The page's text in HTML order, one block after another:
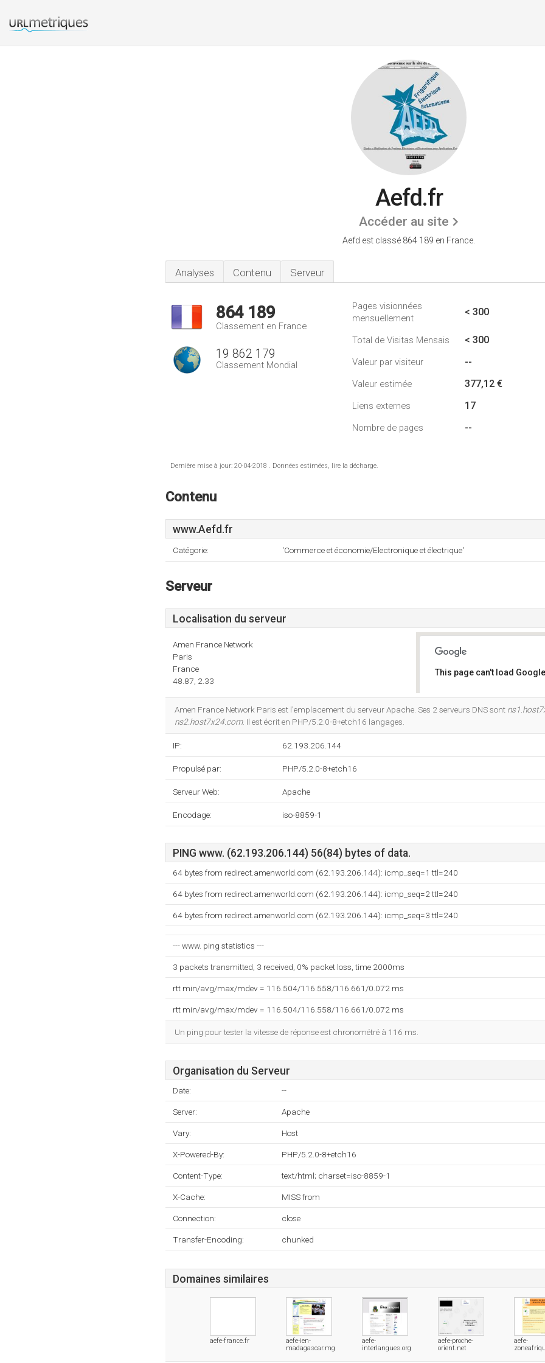
Aefd.fr
Accéder au site
Aefd est classé 864 189 en France.
Analyses Contenu Serveur
864 189
Classement en France
19 862 179
Classement Mondial
Pages visionnées
mensuellement
< 300
Total de Visitas Mensais < 300
Valeur par visiteur --
Valeur estimée 377,12 €
Liens externes 17
Nombre de pages --
Dernière mise à jour: 20-04-2018 . Données estimées, lire la décharge.
Contenu
www.Aefd.fr
Catégorie: 'Commerce et économie/Electronique et électrique'
Serveur
Localisation du serveur
Amen France Network
Paris
France
48.87, 2.33
This page can't load
Amen France Network Paris est l'emplacement du serveur Apache. Ses 2 serveurs DNS sont
ns2.host7x24.com. Il est écrit en PHP/5.2.0-8+etch16 langages.
IP: 62.193.206.144
Propulsé par: PHP/5.2.0-8+etch16
Serveur Web: Apache
Encodage: iso-8859-1
PING www. (62.193.206.144) 56(84) bytes of data.
64 bytes from redirect.amenworld.com (62.193.206.144): icmp_seq=1 ttl=240
64 bytes from redirect.amenworld.com (62.193.206.144): icmp_seq=2 ttl=240
64 bytes from redirect.amenworld.com (62.193.206.144): icmp_seq=3 ttl=240
--- www. ping statistics ---
3 packets transmitted, 3 received, 0% packet loss, time 2000ms
rtt min/avg/max/mdev = 116.504/116.558/116.661/0.072 ms
rtt min/avg/max/mdev = 116.504/116.558/116.661/0.072 ms
Un ping pour tester la vitesse de réponse est chronométré à 116 ms.
Organisation du Serveur
Date: --
Server: Apache
Vary: Host
X-Powered-By: PHP/5.2.0-8+etch16
Content-Type: text/html; charset=iso-8859-1
X-Cache: MISS from
Connection: close
Transfer-Encoding: chunked
Domaines similaires
aefe-france.fr
aefe-ien-
madagascar.mg
aefe-
interlangues.org
aefe-proche-
orient.net
aefe-